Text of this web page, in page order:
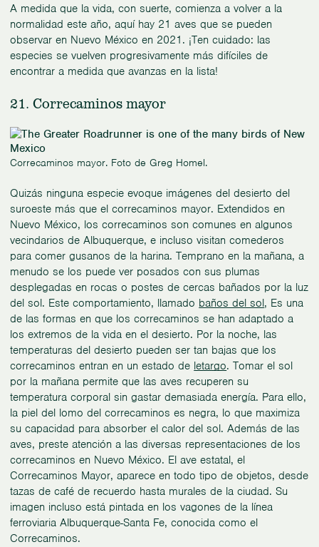
A medida que la vida, con suerte, comienza a volver a la
normalidad este año, aquí hay 21 aves que se pueden
observar en Nuevo México en 2021. ¡Ten cuidado: las
especies se vuelven progresivamente más difíciles de
encontrar a medida que avanzas en la lista!
21. Correcaminos mayor
Correcaminos mayor. Foto de Greg Homel.
Quizás ninguna especie evoque imágenes del desierto del
suroeste más que el correcaminos mayor. Extendidos en
Nuevo México, los correcaminos son comunes en algunos
vecindarios de Albuquerque, e incluso visitan comederos
para comer gusanos de la harina. Temprano en la mañana, a
menudo se los puede ver posados con sus plumas
desplegadas en rocas o postes de cercas bañados por la luz
del sol. Este comportamiento, llamado baños del sol, Es una
de las formas en que los correcaminos se han adaptado a
los extremos de la vida en el desierto. Por la noche, las
temperaturas del desierto pueden ser tan bajas que los
correcaminos entran en un estado de letargo. Tomar el sol
por la mañana permite que las aves recuperen su
temperatura corporal sin gastar demasiada energía. Para ello,
la piel del lomo del correcaminos es negra, lo que maximiza
su capacidad para absorber el calor del sol. Además de las
aves, preste atención a las diversas representaciones de los
correcaminos en Nuevo México. El ave estatal, el
Correcaminos Mayor, aparece en todo tipo de objetos, desde
tazas de café de recuerdo hasta murales de la ciudad. Su
imagen incluso está pintada en los vagones de la línea
ferroviaria Albuquerque-Santa Fe, conocida como el
Correcaminos.